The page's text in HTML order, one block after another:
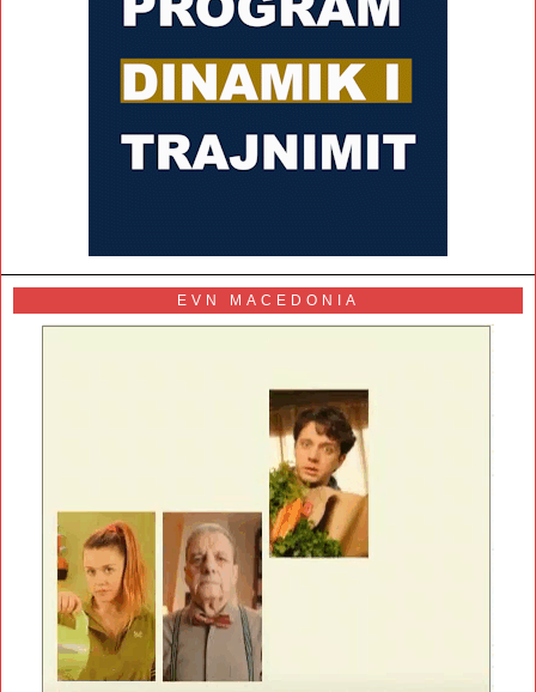
EVN MACEDONIA